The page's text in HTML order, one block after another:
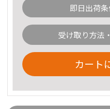
即日出荷
受け取り方法
カート